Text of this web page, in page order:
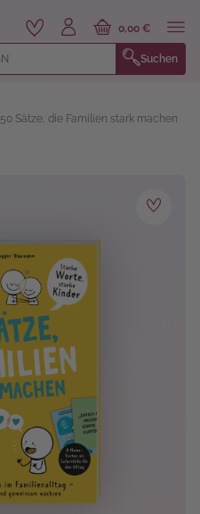
Suchen
0,00 €
50 Sätze, die Familien stark machen